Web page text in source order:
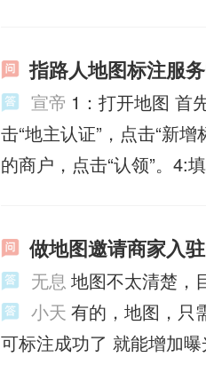
指路人地图标注服
宣帝 1：打开地图 首
击“地主认证”，点击“新
的商户，点击“认领”。4:
做地图邀请商家入
无息 地图不太清楚，
小天 有的，地图，只
可标注成功了 就能增加曝